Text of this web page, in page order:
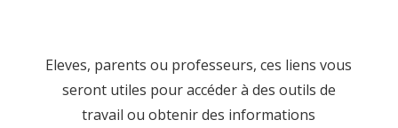
Eleves, parents ou professeurs, ces liens vous
seront utiles pour accéder à des outils de
travail ou obtenir des informations